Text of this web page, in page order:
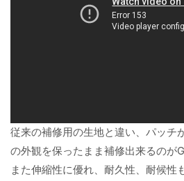
従来の補修用の生地と違い、パッチ
の外観を保ったまま補修出来るのが
また伸縮性に優れ、耐久性、耐候性